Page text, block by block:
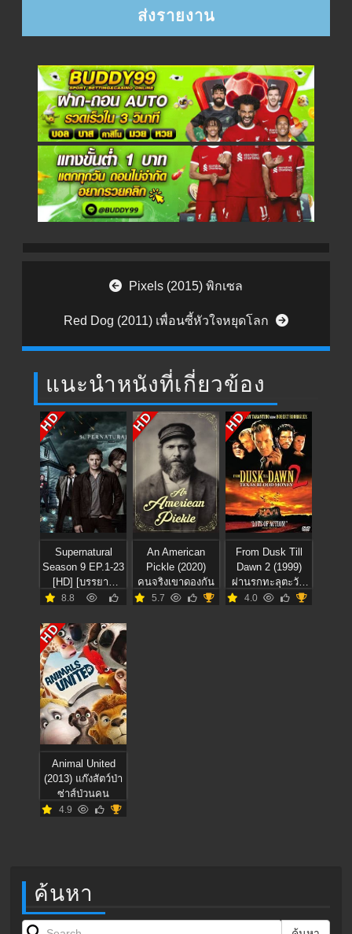
Post navigation
Pixels (2015) พิกเซล
Red Dog (2011) เพื่อนซี้หัวใจหยุดโลก
แนะนำหนังที่เกี่ยวข้อง
HD
Supernatural
Season 9 EP.1-23
[HD] [บรรยาย
ไทย]
8.8
HD
An American
Pickle (2020)
คนจริงเขาดองกัน
5.7
HD
From Dusk Till
Dawn 2 (1999)
ผ่านรกทะลุตะวัน
ภาค 2
4.0
HD
Animal United
(2013) แก๊งสัตว์ป่า
ซ่าส์ป่วนคน
4.9
ค้นหา
Search for: